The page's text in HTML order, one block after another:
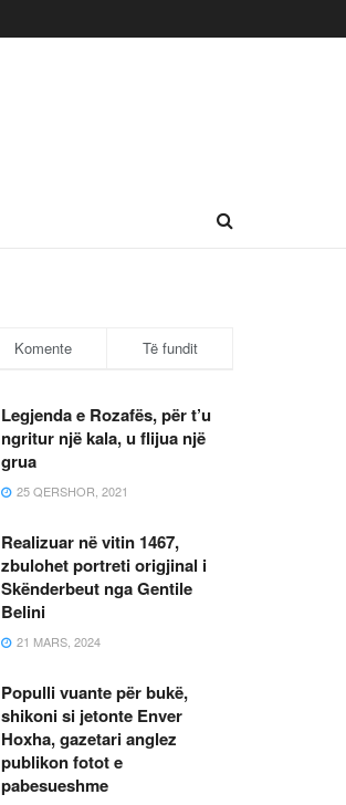
Komente Të fundit
Legjenda e Rozafës, për t’u
ngritur një kala, u flijua një
grua
25 QERSHOR, 2021
Realizuar në vitin 1467,
zbulohet portreti origjinal i
Skënderbeut nga Gentile
Belini
21 MARS, 2024
Populli vuante për bukë,
shikoni si jetonte Enver
Hoxha, gazetari anglez
publikon fotot e
pabesueshme